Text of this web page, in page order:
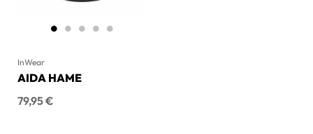
InWear
AIDA HAME
Hinta
79,95 €